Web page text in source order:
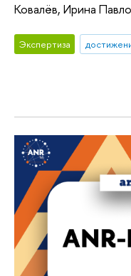
Ковалёв, Ирина
Экспертиза